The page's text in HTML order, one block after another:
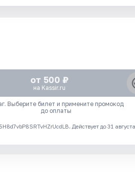
от 500 ₽
на Kassir.ru
Выберите билет и примените промокод
до оплаты
Действует до 31